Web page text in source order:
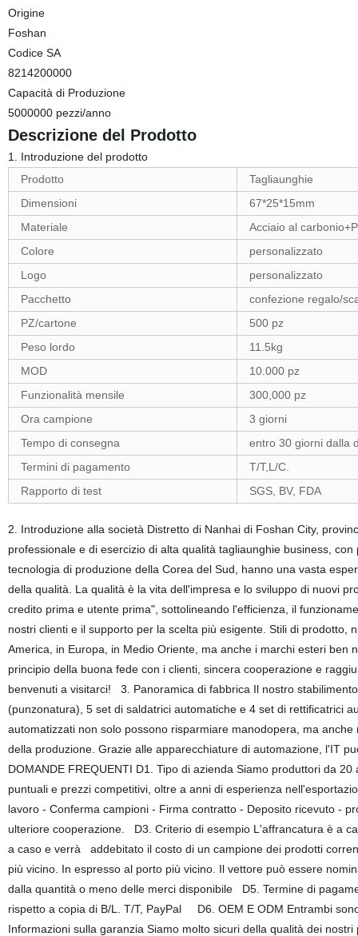
Origine
Foshan
Codice SA
8214200000
Capacità di Produzione
5000000 pezzi/anno
Descrizione del Prodotto
1. Introduzione del prodotto
Prodotto
Tagliaunghie
Dimensioni
67*25*15mm
Materiale
Acciaio al
Colore
personalizzato
Logo
personalizzato
Pacchetto
confezione regalo/
PZ/cartone
500 pz
Peso lordo
11.5kg
MOD
10.000 pz
Funzionalità mensile
300,000 pz
Ora campione
3 giorni
Tempo di consegna
entro 30 giorni dalla
Termini di pagamento
T/T,L/C.
Rapporto di test
SGS, BV, FDA
2. Introduzione alla società Distretto di Nanhai di Foshan City,
professionale e di esercizio di alta qualità tagliaunghie business,
tecnologia di produzione della Corea del Sud, hanno una vasta
della qualità. La qualità è la vita dell'impresa e lo sviluppo di nuovi
credito prima e utente prima", sottolineando l'efficienza, il
nostri clienti e il supporto per la scelta più esigente. Stili di prodotto,
America, in Europa, in Medio Oriente, ma anche i marchi esteri
principio della buona fede con i clienti, sincera cooperazione e
benvenuti a visitarci! 3. Panoramica di fabbrica Il nostro
(punzonatura), 5 set di saldatrici automatiche e 4 set di rettificatrici
automatizzati non solo possono risparmiare manodopera, ma
della produzione. Grazie alle apparecchiature di automazione, l'IT
DOMANDE FREQUENTI D1. Tipo di azienda Siamo produttori da
puntuali e prezzi competitivi, oltre a anni di esperienza
lavoro - Conferma campioni - Firma contratto - Deposito ricevuto -
ulteriore cooperazione. D3. Criterio di esempio L'affrancatura è a
a caso e verrà addebitato il costo di un campione dei prodotti
più vicino. In espresso al porto più vicino. Il vettore può essere
dalla quantità o meno delle merci disponibile D5. Termine di
rispetto a copia di B/L. T/T, PayPal D6. OEM E ODM Entrambi
Informazioni sulla garanzia Siamo molto sicuri della qualità dei